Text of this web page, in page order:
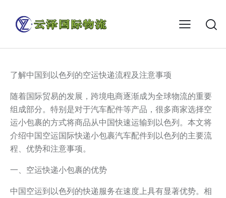
了解中国到以色列的空运快递流程及注意事项
随着国际贸易的发展，跨境电商逐渐成为全球物流的重要
组成部分。特别是对于汽车配件等产品，很多商家选择空
运小包裹的方式将商品从中国快速运输到以色列。本文将
介绍中国空运国际快递小包裹汽车配件到以色列的主要流
程、优势和注意事项。
一、空运快递小包裹的优势
中国空运到以色列的快递服务在速度上具有显著优势。相